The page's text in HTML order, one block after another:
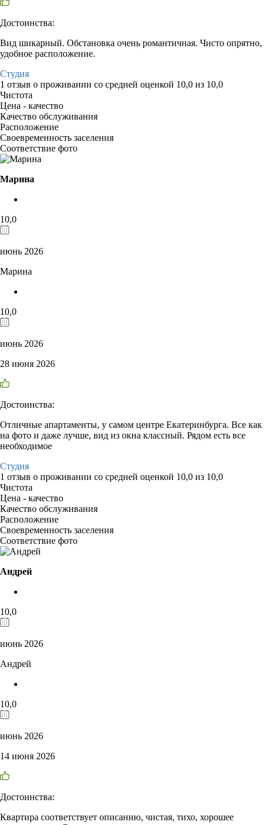
Достоинства:
Вид шикарный. Обстановка очень романтичная. Чисто опрятно,
удобное расположение.
Студия
1 отзыв о проживании со средней оценкой 10,0 из 10,0
Чистота
Цена - качество
Качество обслуживания
Расположение
Своевременность заселения
Соответствие фото
Марина
10,0
июнь 2026
Марина
10,0
июнь 2026
28 июня 2026
Достоинства:
Отличные апартаменты, у самом центре Екатеринбурга. Все как
на фото и даже лучше, вид из окна классный. Рядом есть все
необходимое
Студия
1 отзыв о проживании со средней оценкой 10,0 из 10,0
Чистота
Цена - качество
Качество обслуживания
Расположение
Своевременность заселения
Соответствие фото
Андрей
10,0
июнь 2026
Андрей
10,0
июнь 2026
14 июня 2026
Достоинства:
Квартира соответствует описанию, чистая, тихо, хорошее